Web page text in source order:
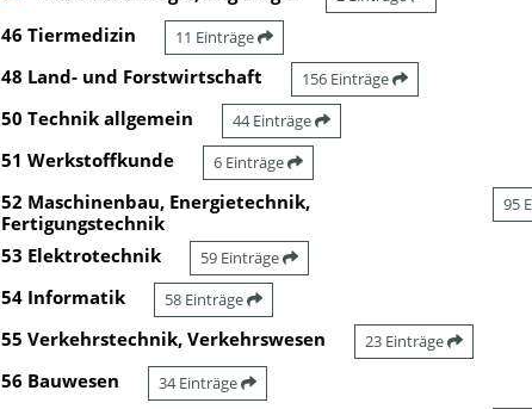
46 Tiermedizin 11 Einträge
48 Land- und Forstwirtschaft 156 Einträge
50 Technik allgemein 44 Einträge
51 Werkstoffkunde 6 Einträge
52 Maschinenbau, Energietechnik,
Fertigungstechnik
95
53 Elektrotechnik 59 Einträge
54 Informatik 58 Einträge
55 Verkehrstechnik, Verkehrswesen 23 Einträge
56 Bauwesen 34 Einträge